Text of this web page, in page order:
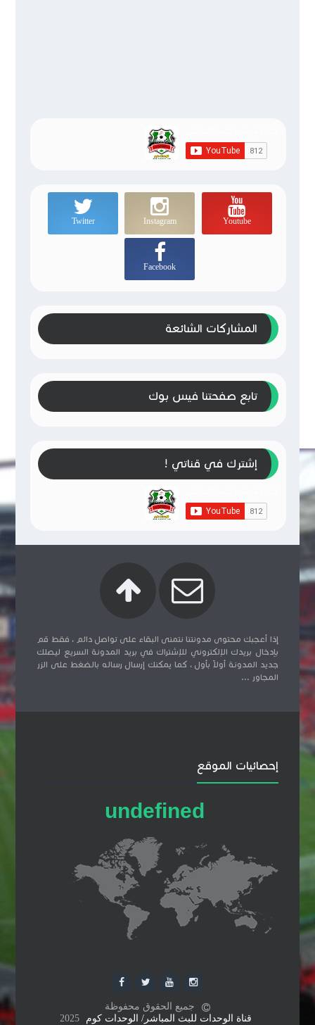
Youtube
Instagram
Twitter
Facebook
المشاركات الشائعة
تابع صفحتنا فيس بوك
إشترك في قناتي !
إذا أعجبك محتوى مدونتنا نتمنى البقاء على تواصل دائم ، فقط قم
بإدخال بريدك الإلكتروني للإشتراك في بريد المدونة السريع ليصلك
جديد المدونة أولاً بأول ، كما يمكنك إرسال رساله بالضغط على الزر
المجاور ...
إحصائيات الموقع
undefined
جميع الحقوق محفوظة
قناة الوحدات للبث المباشر/ الوحدات كوم
2025